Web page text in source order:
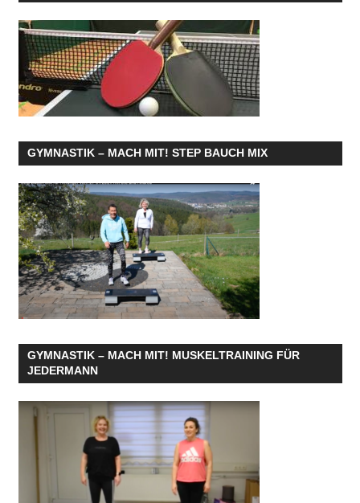
GYMNASTIK – MACH MIT! STEP BAUCH MIX
GYMNASTIK – MACH MIT! MUSKELTRAINING FÜR
JEDERMANN